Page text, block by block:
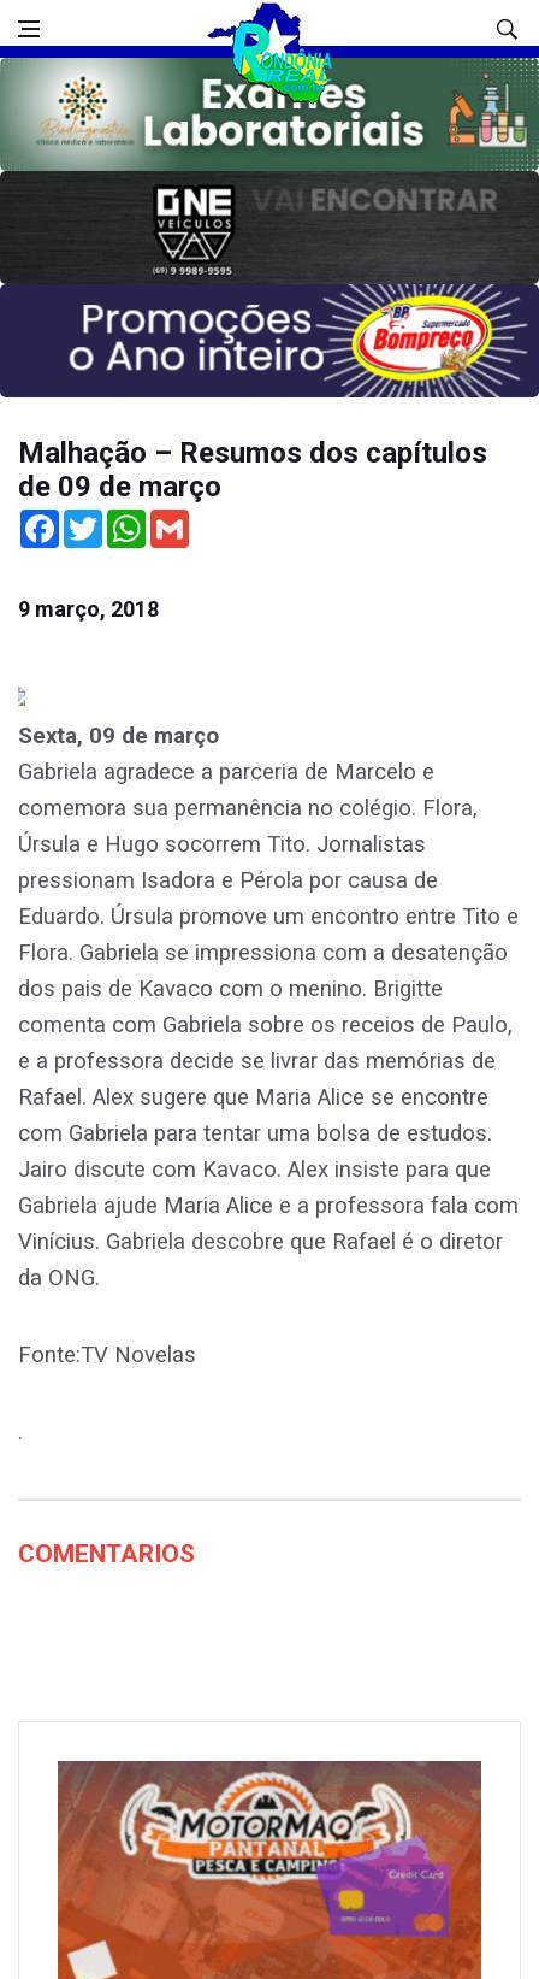
Malhação – Resumos dos capítulos
de 09 de março
Facebook
TwitterWhatsApp
9 março, 2018
Sexta, 09 de março
Gabriela agradece a parceria de Marcelo e
comemora sua permanência no colégio. Flora,
Úrsula e Hugo socorrem Tito. Jornalistas
pressionam Isadora e Pérola por causa de
Eduardo. Úrsula promove um encontro entre Tito e
Flora. Gabriela se impressiona com a desatenção
dos pais de Kavaco com o menino. Brigitte
comenta com Gabriela sobre os receios de Paulo,
e a professora decide se livrar das memórias de
Rafael. Alex sugere que Maria Alice se encontre
com Gabriela para tentar uma bolsa de estudos.
Jairo discute com Kavaco. Alex insiste para que
Gabriela ajude Maria Alice e a professora fala com
Vinícius. Gabriela descobre que Rafael é o diretor
da ONG.
Fonte:TV Novelas
.
COMENTARIOS